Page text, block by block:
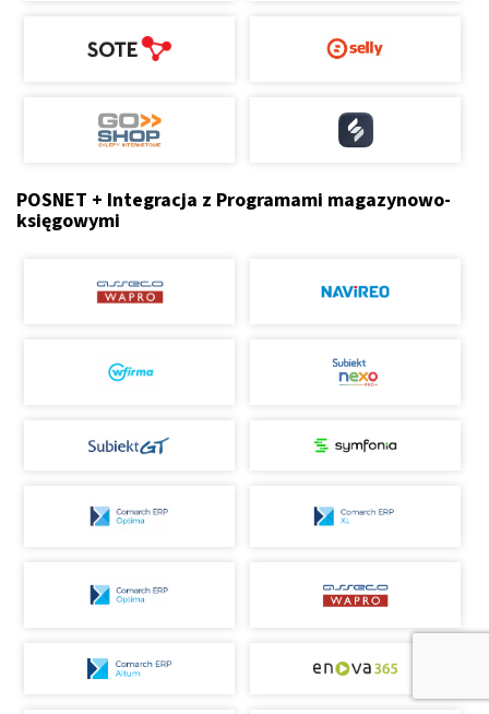
POSNET + Integracja z Programami magazynowo-
księgowymi